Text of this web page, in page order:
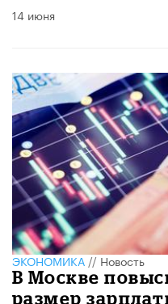
14 июня
ЭКОНОМИКА//Новость
В Москве
размер